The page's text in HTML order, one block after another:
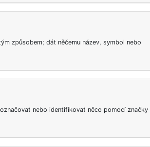
způsobem; dát něčemu název, symbol nebo
nebo identifikovat něco pomocí značky